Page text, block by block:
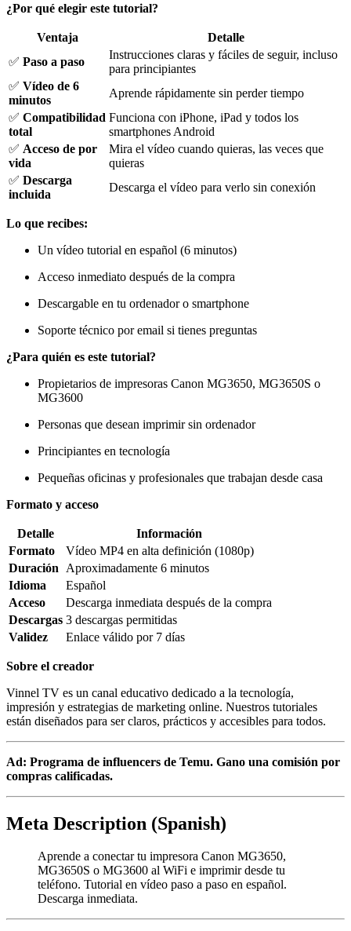
¿Por qué elegir este tutorial?
Ventaja
Detalle
✅ Paso a paso
Instrucciones claras y fáciles de seguir, incluso
para principiantes
✅ Vídeo de 6
minutos
Aprende rápidamente sin perder tiempo
✅ Compatibilidad
total
Funciona con iPhone, iPad y todos los
smartphones Android
✅ Acceso de por
vida
Mira el vídeo cuando quieras, las veces que
quieras
✅ Descarga
incluida
Descarga el vídeo para verlo sin conexión
Lo que recibes:
Un vídeo tutorial en español (6 minutos)
Acceso inmediato después de la compra
Descargable en tu ordenador o smartphone
Soporte técnico por email si tienes preguntas
¿Para quién es este tutorial?
Propietarios de impresoras Canon MG3650, MG3650S o
MG3600
Personas que desean imprimir sin ordenador
Principiantes en tecnología
Pequeñas oficinas y profesionales que trabajan desde casa
Formato y acceso
Detalle
Información
Formato
Vídeo MP4 en alta definición (1080p)
Duración
Aproximadamente 6 minutos
Idioma
Español
Acceso
Descarga inmediata después de la compra
Descargas 3 descargas permitidas
Validez
Enlace válido por 7 días
Sobre el creador
Vinnel TV es un canal educativo dedicado a la tecnología,
impresión y estrategias de marketing online. Nuestros tutoriales
están diseñados para ser claros, prácticos y accesibles para todos.
Ad: Programa de influencers de Temu. Gano una comisión por
compras calificadas.
Meta Description (Spanish)
Aprende a conectar tu impresora Canon MG3650,
MG3650S o MG3600 al WiFi e imprimir desde tu
teléfono. Tutorial en vídeo paso a paso en español.
Descarga inmediata.